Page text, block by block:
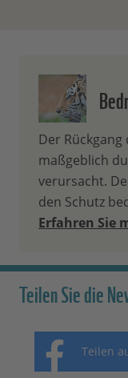
Der
maßgeblich
verursacht.
den Schutz
Erfahren Sie
Teilen Sie die
Teilen